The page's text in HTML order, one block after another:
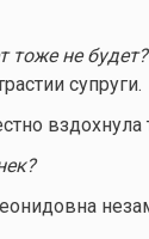
тоже не будет?
супруги.
вздохнула